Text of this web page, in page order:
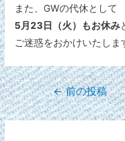
また、GWの代休として
5月23日（火）もお休み
ご迷惑をおかけいたし
←前の投稿